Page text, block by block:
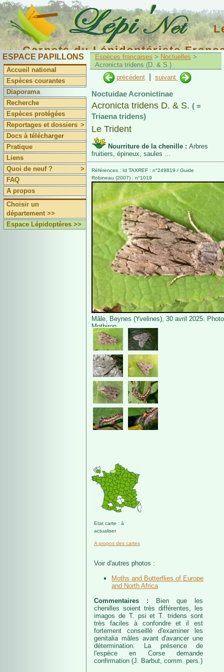
Carnets du Lépidoptériste
ESPACE PAPILLONS
Accueil national
Espèces courantes
Diaporama
Recherche
Espèces protégées
Reportages et dossiers >
Docs à télécharger
Pratique
Liens
Quoi de neuf ?
>
FAQ
A propos
Choisir un
département >>
Espace Lépidoptères >>
Espèces françaises > Noctuelles >
Acronicta tridens (D. & S.)
précédent
suivant
Noctuidae Acronictinae
Acronicta tridens D. & S. ( =
Triaena tridens)
Le Trident
Nourriture de la chenille : Arbres
fruitiers, épineux, saules ...
Références : Id TAXREF : n°249819 / Guide
Robineau (2007) : n°1019
Mâle, Beynes (Yvelines), 30 avril 2025.
Mothiron.
Etat carte : à
actualiser
A propos des cartes
Voir d'autres photos :
Moths and Butterflies of Europe
and North Africa
Commentaires :
Bien que les
chenilles soient très différentes, les
imagos de T. psi et T. tridens sont
très faciles à confondre et il est
fortement conseillé d'examiner les
genitalia mâles avant d'avancer une
détermination. La présence de
l'espèce en Corse demande
confirmation (J. Barbut, comm. pers.)